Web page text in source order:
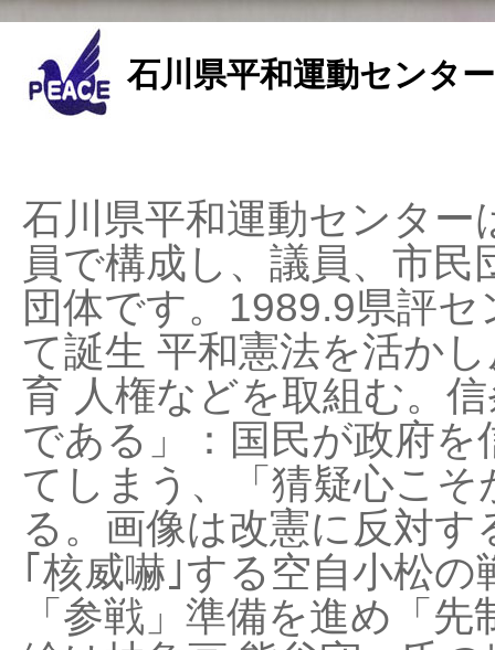
石川県平和運動センタ
石川県平和運動センタ
員で構成し、議員、市
団体です。1989.9県評
て誕生 平和憲法を活か
育 人権などを取組む。
である」：国民が政府
てしまう、「猜疑心こ
る。画像は改憲に反対
｢核威嚇｣する空自小松
「参戦」準備を進め「